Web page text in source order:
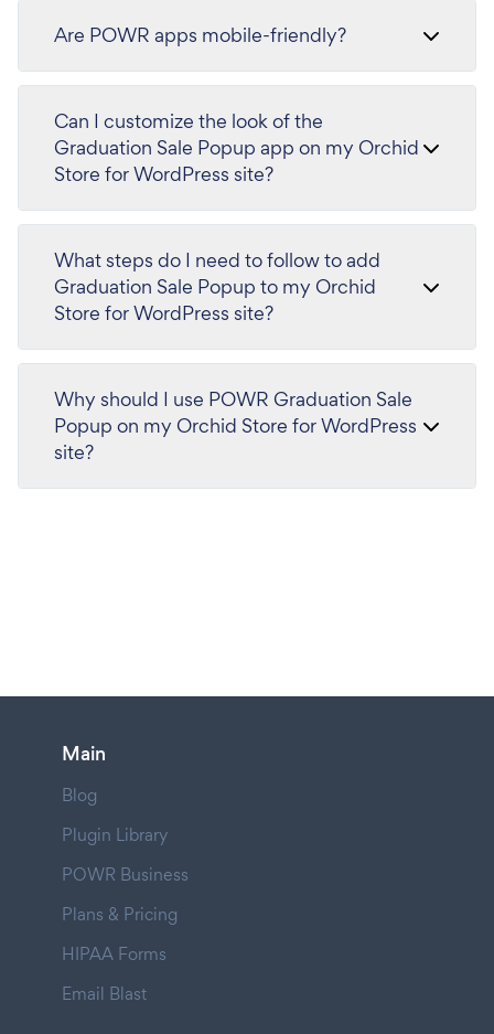
Are POWR apps mobile-friendly?
Can I customize the look of the
Graduation Sale Popup app on my Orchid
Store for WordPress site?
What steps do I need to follow to add
Graduation Sale Popup to my Orchid
Store for WordPress site?
Why should I use POWR Graduation Sale
Popup on my Orchid Store for WordPress
site?
Main
Blog
Plugin Library
POWR Business
Plans & Pricing
HIPAA Forms
Email Blast